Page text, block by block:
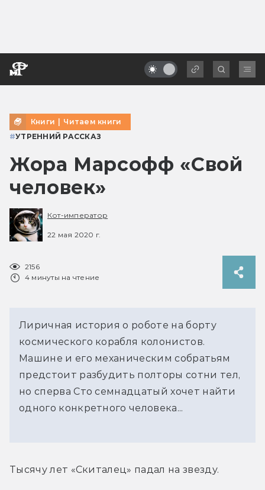
Книги | Читаем книги
#УТРЕННИЙ РАССКАЗ
Жора Марсофф «Свой
человек»
Кот-император
22 мая 2020 г.
2156
4 минуты на чтение
Лиричная история о роботе на борту
космического корабля колонистов.
Машине и его механическим собратьям
предстоит разбудить полторы сотни тел,
но сперва Сто семнадцатый хочет найти
одного конкретного человека...
Тысячу лет «Скиталец» падал на звезду.